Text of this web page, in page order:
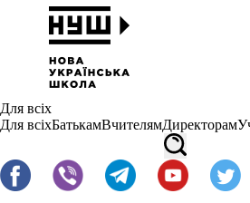
Для всіх
Для всіхБатькамВчителямДиректорам